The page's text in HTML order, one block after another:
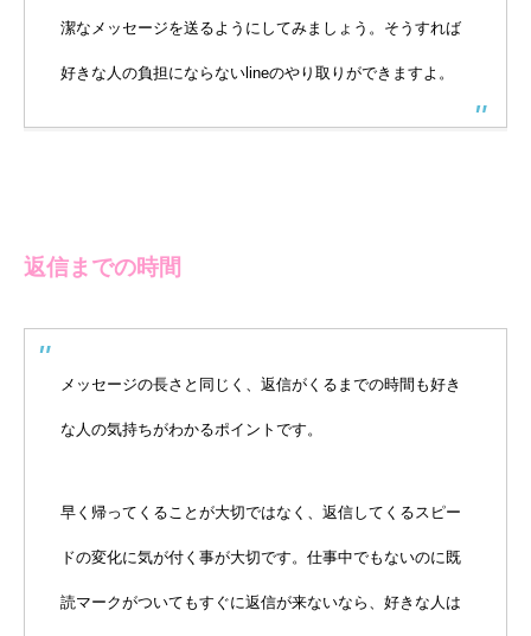
潔なメッセージを送るようにしてみましょう。そうすれば
好きな人の負担にならないlineのやり取りができますよ。
返信までの時間
メッセージの長さと同じく、返信がくるまでの時間も好き
な人の気持ちがわかるポイントです。
早く帰ってくることが大切ではなく、返信してくるスピー
ドの変化に気が付く事が大切です。仕事中でもないのに既
読マークがついてもすぐに返信が来ないなら、好きな人は